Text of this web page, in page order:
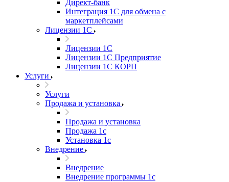
Директ-банк
Интеграция 1C для обмена с
маркетплейсами
Лицензии 1С
Лицензии 1С
Лицензии 1С Предприятие
Лицензии 1С КОРП
Услуги
Услуги
Продажа и установка
Продажа и установка
Продажа 1с
Установка 1с
Внедрение
Внедрение
Внедрение программы 1с